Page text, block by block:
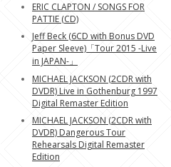
ERIC CLAPTON / SONGS FOR
PATTIE (CD)
Jeff Beck (6CD with Bonus DVD
Paper Sleeve)「Tour 2015 -Live
in JAPAN-」
MICHAEL JACKSON (2CDR with
DVDR) Live in Gothenburg 1997
Digital Remaster Edition
MICHAEL JACKSON (2CDR with
DVDR) Dangerous Tour
Rehearsals Digital Remaster
Edition